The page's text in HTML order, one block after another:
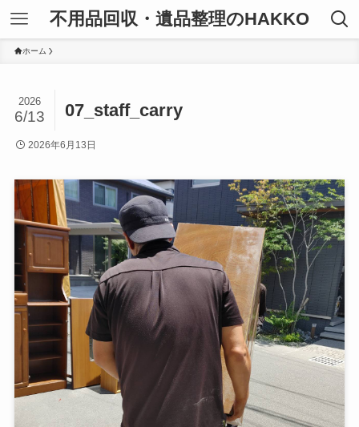
不用品回収・遺品整理のHAKKO
ホーム
07_staff_carry
2026
6/13
2026年6月13日